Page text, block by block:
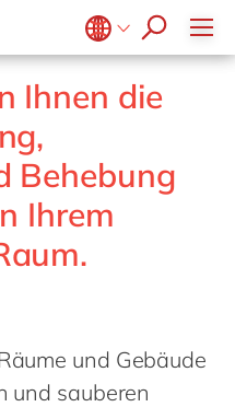
en
fr
Ihnen die
Behebung
Ihrem
und Gebäude
und sauberen